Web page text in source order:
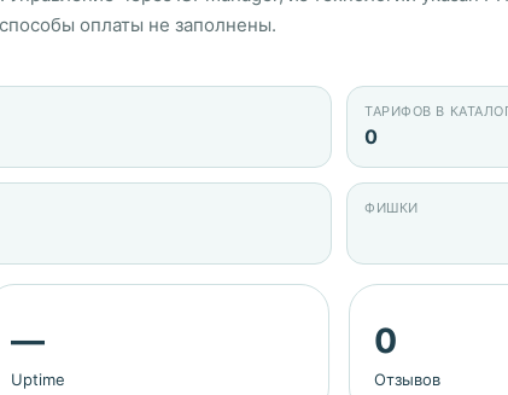
оплаты не заполнены.
ТАРИФОВ В
0
ФИШКИ
—
Uptime
0
Отзывов